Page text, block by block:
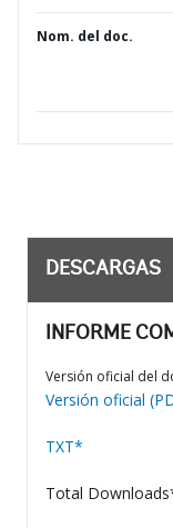
Nom. del doc.
DESCARGAS
INFORME
Versión oficial del
Versión oficial
TXT*
Total